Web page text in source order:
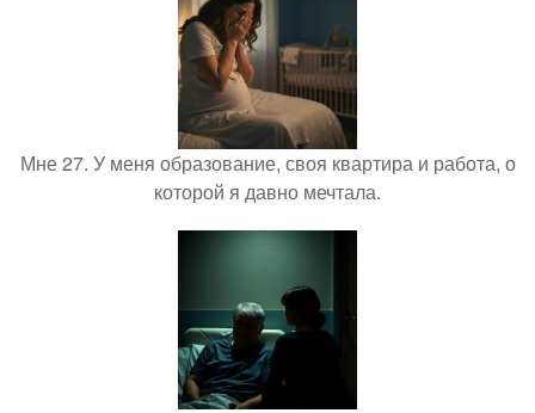
Мне 27. У меня образование, своя квартира и работа, о
которой я давно мечтала.